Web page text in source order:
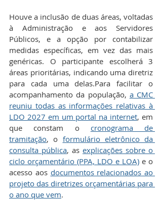
Houve a inclusão de duas áreas, voltadas
à Administração e aos Servidores
Públicos, e a opção por contabilizar
medidas específicas, em vez das mais
genéricas. O participante escolherá 3
áreas prioritárias, indicando uma diretriz
para cada uma delas.Para facilitar o
acompanhamento da população, a CMC
reuniu todas as informações relativas à
LDO 2027 em um portal na internet, em
que constam o cronograma de
tramitação, o formulário eletrônico da
consulta pública, as explicações sobre o
ciclo orçamentário (PPA, LDO e LOA) e o
acesso aos documentos relacionados ao
projeto das diretrizes orçamentárias para
o ano que vem.